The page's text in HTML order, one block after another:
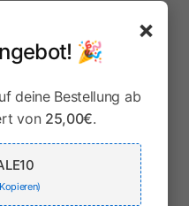
Hingucker. Die
und Volksfest und lässt sich
An- und Ausziehen
×
🎉
deine Bestellung ab
von 25,00€.